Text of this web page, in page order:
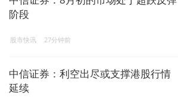
阶段
股市快讯 27分钟前
中信证券：利空出尽或支撑港股行情
延续